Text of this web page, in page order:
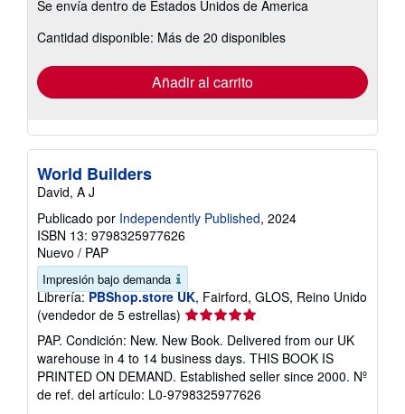
información
las
envío
Se envía dentro de Estados Unidos de America
Cantidad disponible: Más de 20 disponibles
Añadir al carrito
World Builders
David, A J
Publicado por Independently Published, 2024
ISBN 13: 9798325977626
Nuevo / PAP
Impresión bajo demanda
Librería: PBShop.store UK, Fairford, GLOS, Reino Unido
(vendedor de 5 estrellas) Calificación
del
vendedor:
5
de
5
PAP. Condición: New. New Book. Delivered from our UK
warehouse in 4 to 14 business days. THIS BOOK IS
PRINTED ON DEMAND. Established seller since 2000. Nº
de ref. del artículo: L0-9798325977626